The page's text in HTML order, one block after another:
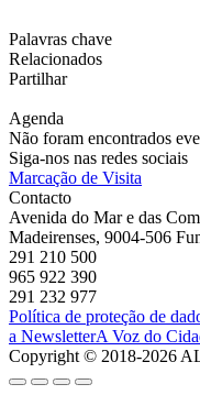
Palavras chave
Relacionados
Partilhar
Agenda
Não foram encontrados
Siga-nos nas redes sociais
Marcação de Visita
Contacto
Avenida do Mar e das
Madeirenses, 9004-506
291 210 500
965 922 390
291 232 977
Política de proteção de
a NewsletterA Voz do
Copyright © 2018-2026